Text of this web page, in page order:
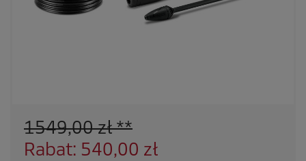
1549,00 zł **
Rabat: 540,00 zł